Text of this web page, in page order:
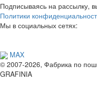
Подписываясь на рассылку,
Политики
Мы в социальных сетях:
MAX
© 2007-2026, Фабрика по
GRAFINIA